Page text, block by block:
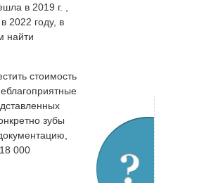
в 2019 г. ,
2022 году, в
найти
стоимость
зубы
000